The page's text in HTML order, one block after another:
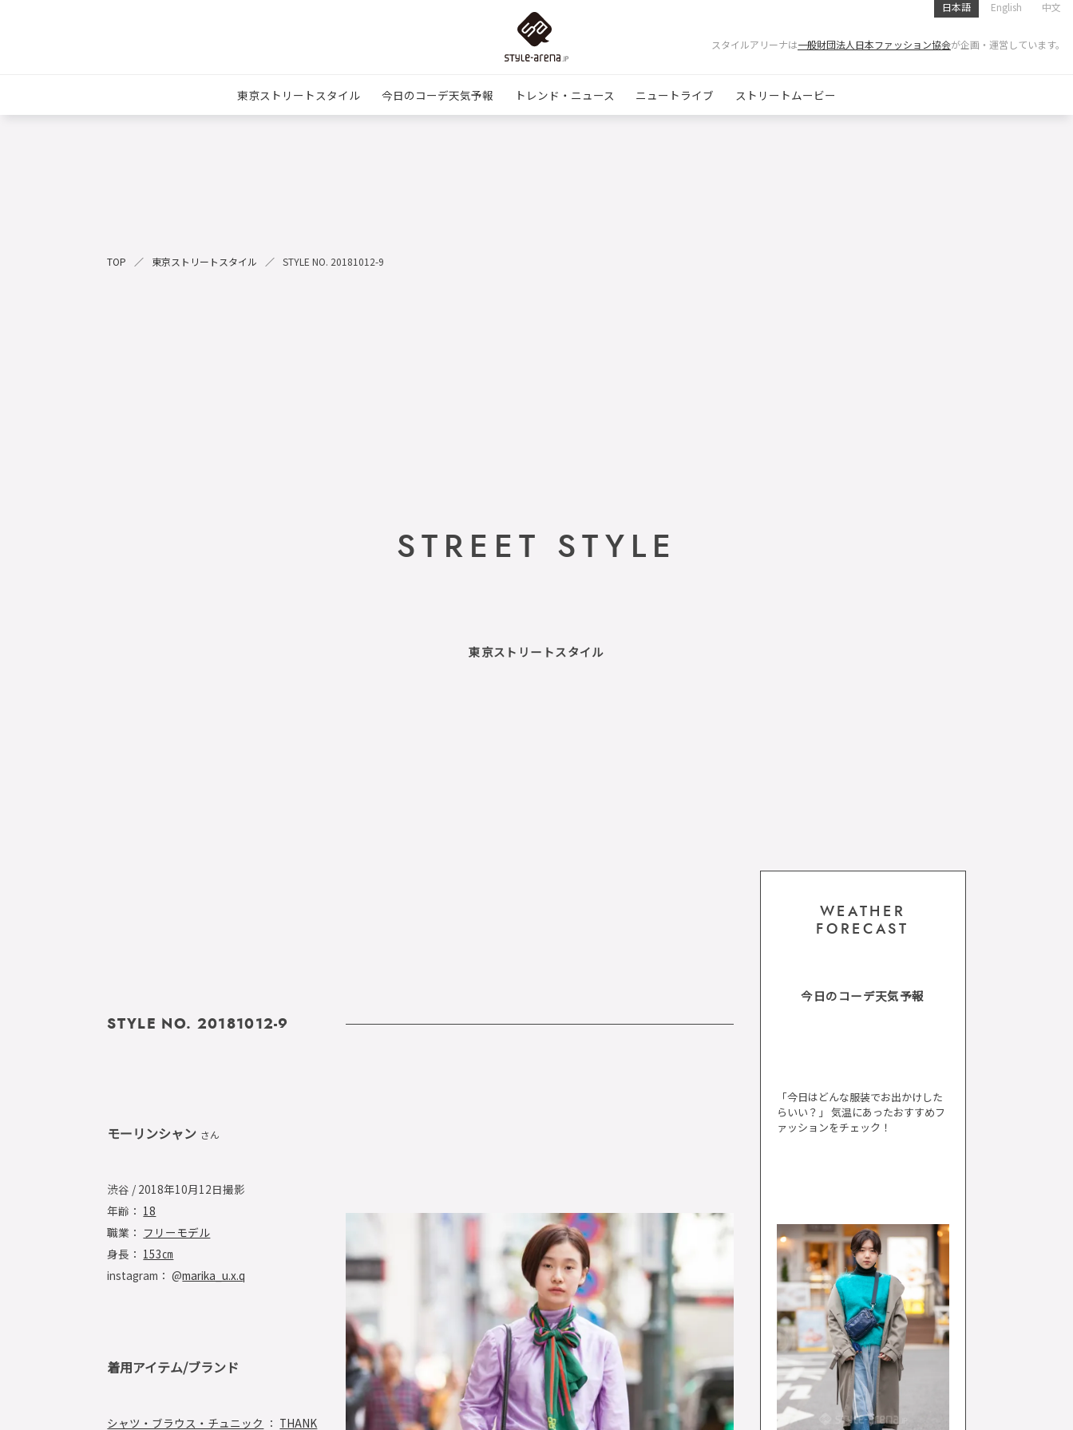
日本語 English 中文
スタイルアリーナは一般財団法人日本ファッション協会が企画・運営しています。
東京ストリートスタイル 今日のコーデ天気予報 トレンド・ニュース ニュートライブ ストリートムービー
TOP 東京ストリートスタイル STYLE NO. 20181012-9
STREET STYLE
東京ストリートスタイル
STYLE NO. 20181012-9
モーリンシャン さん
渋谷 / 2018年10月12日撮影
年齢： 18
職業： フリーモデル
身長： 153㎝
instagram： @marika_u.x.q
着用アイテム/ブランド
シャツ・ブラウス・チュニック ： THANK
WEATHER
FORECAST
今日のコーデ天気予報
「今日はどんな服装でお出かけした
らいい？」 気温にあったおすすめフ
ァッションをチェック！